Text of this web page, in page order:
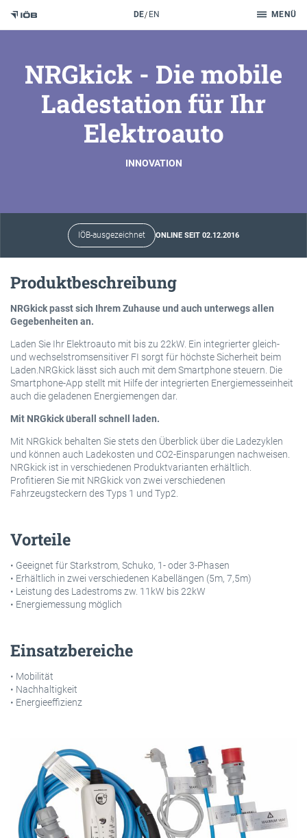
DE EN MENÜ
NRGkick - Die mobile
Ladestation für Ihr
Elektroauto
INNOVATION
IÖB-ausgezeichnet ONLINE SEIT 02.12.2016
Produktbeschreibung
NRGkick passt sich Ihrem Zuhause und auch unterwegs allen
Gegebenheiten an.
Laden Sie Ihr Elektroauto mit bis zu 22kW. Ein integrierter gleich-
und wechselstromsensitiver FI sorgt für höchste Sicherheit beim
Laden.NRGkick lässt sich auch mit dem Smartphone steuern. Die
Smartphone-App stellt mit Hilfe der integrierten Energiemesseinheit
auch die geladenen Energiemengen dar.
Mit NRGkick überall schnell laden.
Mit NRGkick behalten Sie stets den Überblick über die Ladezyklen
und können auch Ladekosten und CO2-Einsparungen nachweisen.
NRGkick ist in verschiedenen Produktvarianten erhältlich.
Profitieren Sie mit NRGkick von zwei verschiedenen
Fahrzeugsteckern des Typs 1 und Typ2.
Vorteile
• Geeignet für Starkstrom, Schuko, 1- oder 3-Phasen
• Erhältlich in zwei verschiedenen Kabellängen (5m, 7,5m)
• Leistung des Ladestroms zw. 11kW bis 22kW
• Energiemessung möglich
Einsatzbereiche
• Mobilität
• Nachhaltigkeit
• Energieeffizienz